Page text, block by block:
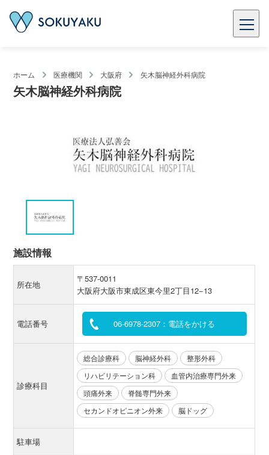
ホーム 医療機関 大阪府 矢木脳神経外科病院
矢木脳神経外科病院
施設情報
所在地
〒537-0011
大阪府大阪市東成区東今里2丁目12−13
電話番号 06-6978-2307：電話をかける
診療科目
総合診療科 脳神経外科
整形外科
リハビリテーション科
血管内治療専門外来
頭痛外来
脊髄専門外来
セカンドオピニオン外来
脳ドッグ
駐車場